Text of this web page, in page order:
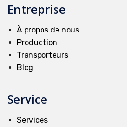
Entreprise
À propos de nous
Production
Transporteurs
Blog
Service
Services